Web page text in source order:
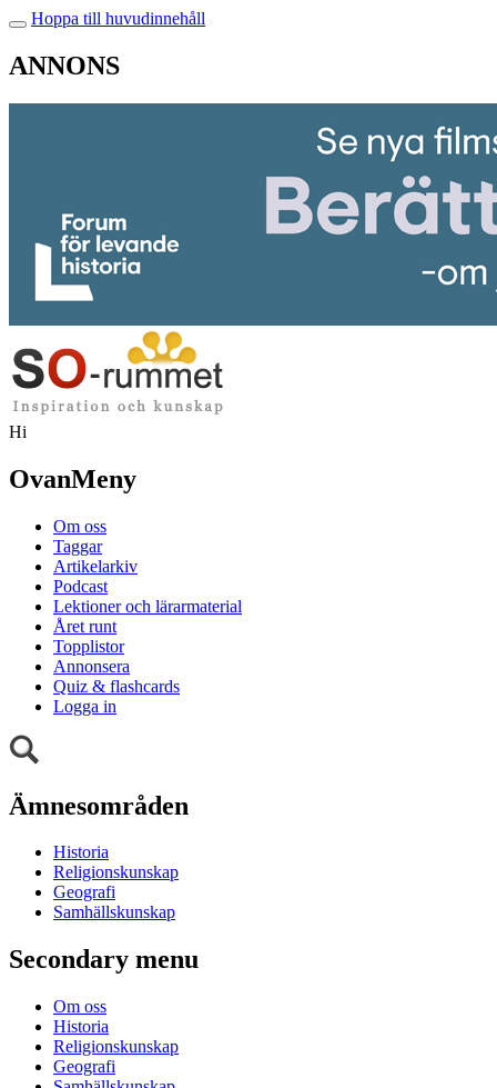
Hoppa till huvudinnehåll
ANNONS
Hi
OvanMeny
Om oss
Taggar
Artikelarkiv
Podcast
Lektioner och lärarmaterial
Året runt
Topplistor
Annonsera
Quiz & flashcards
Logga in
Ämnesområden
Historia
Religionskunskap
Geografi
Samhällskunskap
Secondary menu
Om oss
Historia
Religionskunskap
Geografi